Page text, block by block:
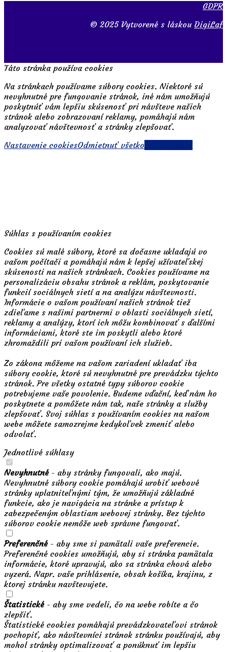
GDPR
© 2025 Vytvorené s láskou DigiLaf
Táto stránka používa cookies
Na stránkach používame súbory cookies. Niektoré sú
nevyhnutné pre fungovanie stránok, iné nám umožňujú
poskytnúť vám lepšiu skúsenosť pri návšteve našich
stránok alebo zobrazovaní reklamy, pomáhajú nám
analyzovať návštevnosť a stránky zlepšovať.
Nastavenie cookiesOdmietnuť všetko
Súhlas s používaním cookies
Cookies sú malé súbory, ktoré sa dočasne ukladajú vo
vašom počítači a pomáhajú nám k lepšej užívateľskej
skúsenosti na našich stránkach. Cookies používame na
personalizáciu obsahu stránok a reklám, poskytovanie
funkcií sociálnych sietí a na analýzu návštevnosti.
Informácie o vašom používaní našich stránok tiež
zdieľame s našimi partnermi v oblasti sociálnych sietí,
reklamy a analýzy, ktorí ich môžu kombinovať s ďalšími
informáciami, ktoré ste im poskytli alebo ktoré
zhromaždili pri vašom používaní ich služieb.
Zo zákona môžeme na vašom zariadení ukladať iba
súbory cookie, ktoré sú nevyhnutné pre prevádzku týchto
stránok. Pre všetky ostatné typy súborov cookie
potrebujeme vaše povolenie. Budeme vďační, keď nám ho
poskytnete a pomôžete nám tak, naše stránky a služby
zlepšovať. Svoj súhlas s používaním cookies na našom
webe môžete samozrejme kedykoľvek zmeniť alebo
odvolať.
Jednotlivé súhlasy
Nevyhnutné- aby stránky fungovali, ako majú.
Nevyhnutné súbory cookie pomáhajú urobiť webové
stránky uplatniteľnými tým, že umožňujú základné
funkcie, ako je navigácia na stránke a prístup k
zabezpečeným oblastiam webovej stránky. Bez týchto
súborov cookie nemôže web správne fungovať.
Preferenčné- aby sme si pamätali vaše preferencie.
Preferenčné cookies umožňujú, aby si stránka pamätala
informácie, ktoré upravujú, ako sa stránka chová alebo
vyzerá. Napr. vaše prihlásenie, obsah košíka, krajinu, z
ktorej stránku navštevujete.
Štatistické- aby sme vedeli, čo na webe robíte a čo
zlepšiť.
Štatistické cookies pomáhajú prevádzkovateľovi stránok
pochopiť, ako návštevníci stránok stránku používajú, aby
mohol stránky optimalizovať a ponúknuť im lepšiu